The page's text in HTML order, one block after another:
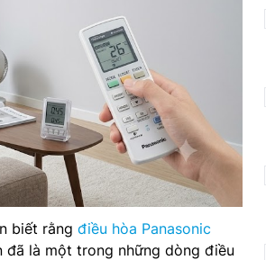
biết rằng điều hòa Panasonic
đã là một trong những dòng điều